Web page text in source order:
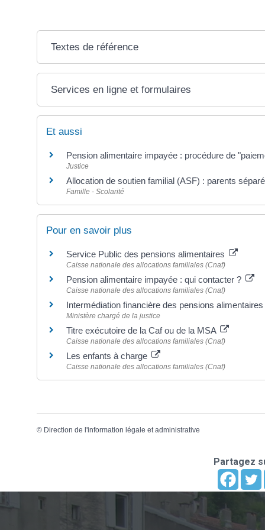
Textes de référence
Services en ligne et formulaires
Et aussi
Pension alimentaire impayée : procédure de
Justice
Allocation de soutien familial (ASF) : parents
Famille - Scolarité
Pour en savoir plus
Service Public des pensions alimentaires
Caisse nationale des allocations familiales (Cnaf)
Pension alimentaire impayée : qui contacter ?
Caisse nationale des allocations familiales (Cnaf)
Intermédiation financière des pensions alimentaires
Ministère chargé de la justice
Titre exécutoire de la Caf ou de la MSA
Caisse nationale des allocations familiales (Cnaf)
Les enfants à charge
Caisse nationale des allocations familiales (Cnaf)
© Direction de l'information légale et administrative
Partagez